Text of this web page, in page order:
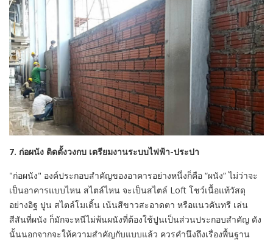
7. ก่อผนัง ติดตั้งวงกบ เตรียมงานระบบไฟฟ้า-ประปา
"ก่อผนัง" องค์ประกอบสำคัญของอาคารอย่างหนึ่งก็คือ “ผนัง” ไม่ว่าจะ
เป็นอาคารแบบไหน สไตล์ไหน จะเป็นสไตล์ Loft โชว์เนื้อแท้วัสดุ
อย่างอิฐ ปูน สไตล์โมเดิ้น เน้นสีขาวสะอาดตา หรือแนวคันทรี เล่น
สีสันที่ผนัง ก็มักจะหนีไม่พ้นผนังที่ต้องใช้ปูนเป็นส่วนประกอบสำคัญ ดัง
นั้นนอกจากจะให้ความสำคัญกับแบบแล้ว ควรคำนึงถึงเรื่องพื้นฐาน